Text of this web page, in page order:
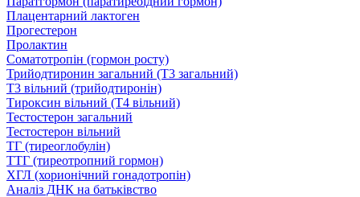
Плацентарний лактоген
Прогестерон
Пролактин
Соматотропін (гормон росту)
Трийодтиронин загальний (Т3 загальний)
Т3 вільний (трийодтиронін)
Тироксин вільний (Т4 вільний)
Тестостерон загальний
Тестостерон вільний
ТГ (тиреоглобулін)
ТТГ (тиреотропний гормон)
ХГЛ (хорионічний гонадотропін)
Аналіз ДНК на батьківство